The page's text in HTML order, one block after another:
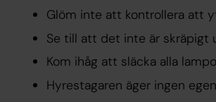
Glöm inte att kontrollera att
Se till att det inte är skräpigt
Kom ihåg att släcka alla
Hyrestagaren äger ingen